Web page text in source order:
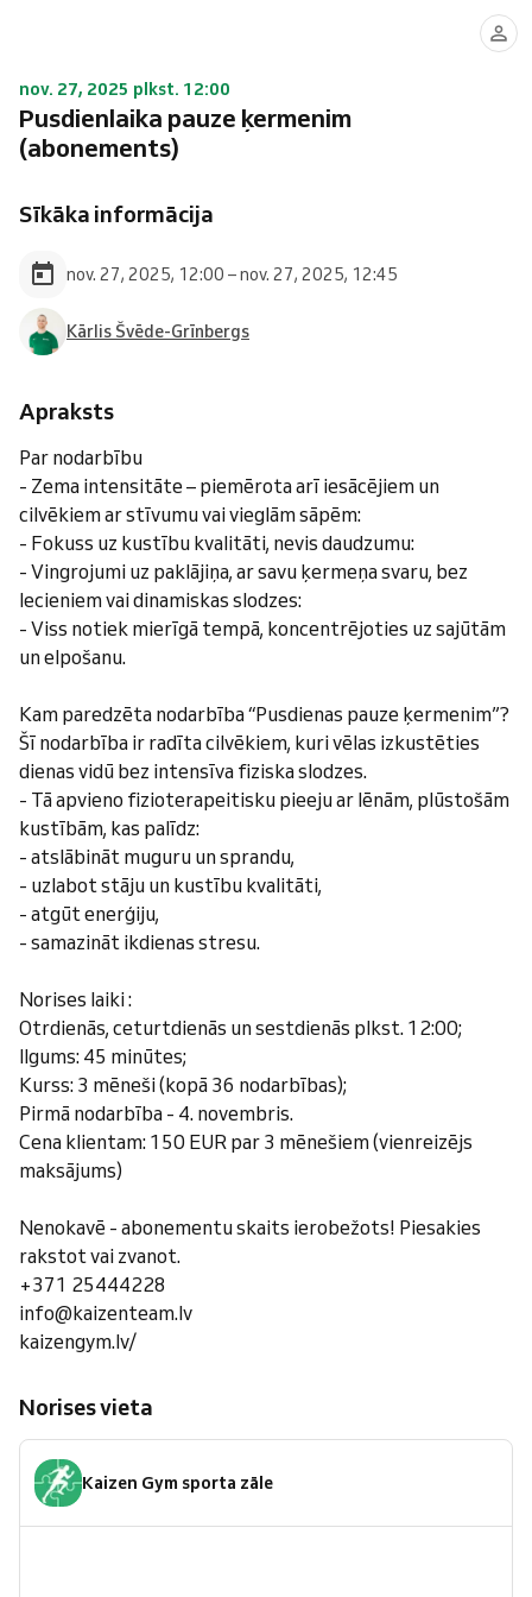
nov. 27, 2025 plkst. 12:00
Pusdienlaika pauze ķermenim
(abonements)
Sīkāka informācija
nov. 27, 2025, 12:00 – nov. 27, 2025, 12:45
Kārlis Švēde-Grīnbergs
Apraksts
Par nodarbību
- Zema intensitāte – piemērota arī iesācējiem un
cilvēkiem ar stīvumu vai vieglām sāpēm:
- Fokuss uz kustību kvalitāti, nevis daudzumu:
- Vingrojumi uz paklājiņa, ar savu ķermeņa svaru, bez
lecieniem vai dinamiskas slodzes:
- Viss notiek mierīgā tempā, koncentrējoties uz sajūtām
un elpošanu.
Kam paredzēta nodarbība “Pusdienas pauze ķermenim”?
Šī nodarbība ir radīta cilvēkiem, kuri vēlas izkustēties
dienas vidū bez intensīva fiziska slodzes.
- Tā apvieno fizioterapeitisku pieeju ar lēnām, plūstošām
kustībām, kas palīdz:
- atslābināt muguru un sprandu,
- uzlabot stāju un kustību kvalitāti,
- atgūt enerģiju,
- samazināt ikdienas stresu.
Norises laiki :
Otrdienās, ceturtdienās un sestdienās plkst. 12:00;
Ilgums: 45 minūtes;
Kurss: 3 mēneši (kopā 36 nodarbības);
Pirmā nodarbība - 4. novembris.
Cena klientam: 150 EUR par 3 mēnešiem (vienreizējs
maksājums)
Nenokavē - abonementu skaits ierobežots! Piesakies
rakstot vai zvanot.
+371 25444228
info@kaizenteam.lv
kaizengym.lv/
Norises vieta
Kaizen Gym sporta zāle